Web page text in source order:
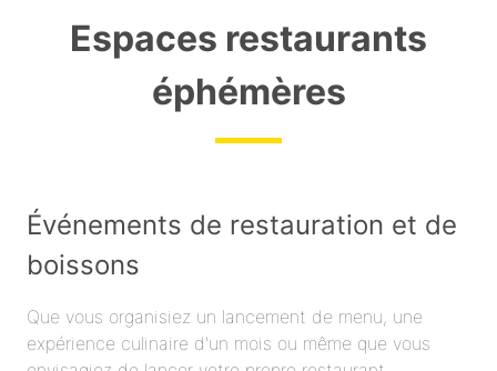
Espaces restaurants
éphémères
Événements de restauration et de
boissons
Que vous organisiez un lancement de menu, une
expérience culinaire d'un mois ou même que vous